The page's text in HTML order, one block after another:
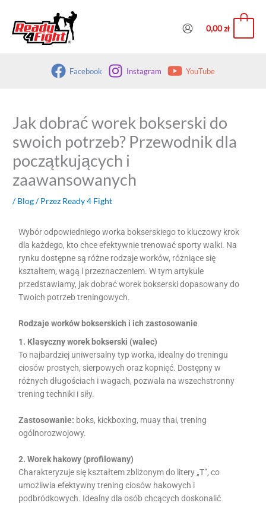
treści
0,00zł
Facebook Instagram YouTube
Jak dobrać worek bokserski do
swoich potrzeb? Przewodnik dla
początkujących i
zaawansowanych
/Blog/ Przez Ready 4 Fight
Wybór odpowiedniego worka bokserskiego to kluczowy krok
dla każdego, kto chce efektywnie trenować sporty walki. Na
rynku dostępne są różne rodzaje worków, różniące się
kształtem, wagą i przeznaczeniem. W tym artykule
przedstawiamy, jak dobrać worek bokserski dopasowany do
Twoich potrzeb treningowych.
Rodzaje worków bokserskich i ich zastosowanie
1. Klasyczny worek bokserski (walec)
To najbardziej uniwersalny typ worka, idealny do treningu
ciosów prostych, sierpowych oraz kopnięć. Dostępny w
różnych długościach i wagach, pozwala na wszechstronny
trening techniki i siły.
Zastosowanie: boks, kickboxing, muay thai, trening
ogólnorozwojowy.
2. Worek hakowy (profilowany)
Charakteryzuje się kształtem zbliżonym do litery „T”, co
umożliwia efektywny trening ciosów hakowych i
podbródkowych. Idealny dla osób chcących doskonalić